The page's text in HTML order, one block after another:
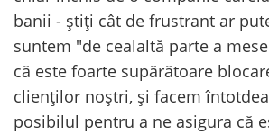
banii - știți cât de frustrant ar
suntem "de cealaltă parte a
că este foarte supărătoare
clienților noștri, și facem
posibilul pentru a ne asigura că